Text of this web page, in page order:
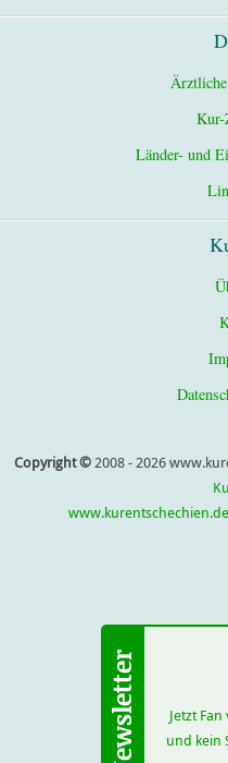
Kur-
Länder- und
Copyright ©2008 - 2026
www.kurentschechien.de
Jetzt
und kein